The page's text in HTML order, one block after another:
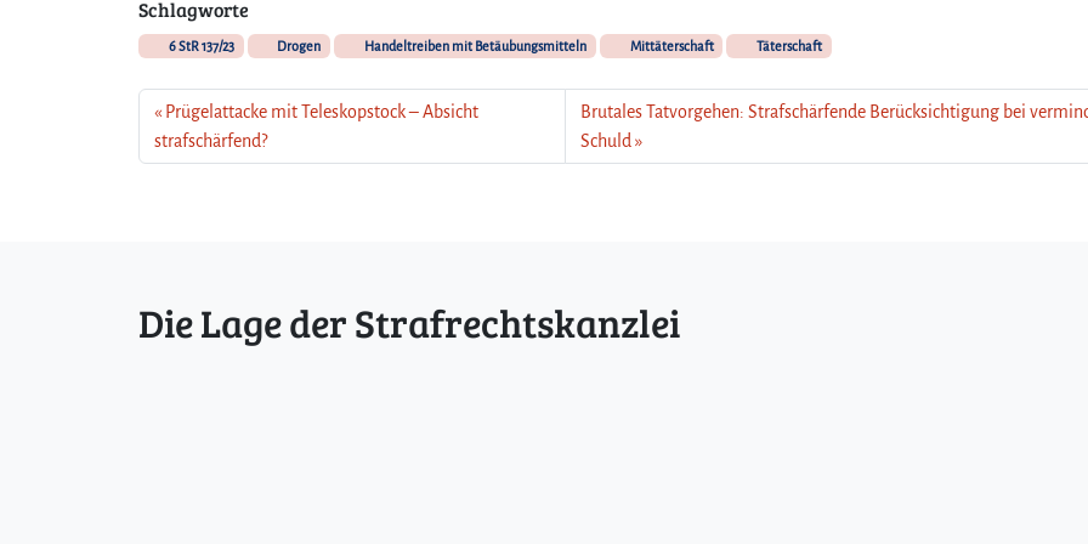
Schlagworte
6 StR 137/23 Drogen Handeltreiben mit Betäubungsmitteln Mittäterschaft Täterschaft
Prügelattacke mit Teleskopstock – Absicht
strafschärfend?
Brutales Tatvorgehen: Strafschärfende Berücksichtigung bei
Schuld
Die Lage der Strafrechtskanzlei